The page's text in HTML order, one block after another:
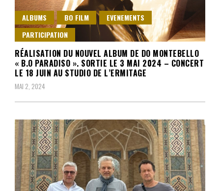
ALBUMS BO FILM
EVENEMENTS
PARTICIPATION
RÉALISATION DU NOUVEL ALBUM DE DO MONTEBELLO
« B.O PARADISO ». SORTIE LE 3 MAI 2024 – CONCERT
LE 18 JUIN AU STUDIO DE L’ERMITAGE
MAI 2, 2024